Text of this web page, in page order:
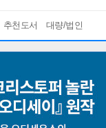
추천도서 대량/법인